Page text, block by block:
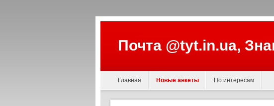
Почта @tyt.in.ua,
Главная Новые анкеты По интересам